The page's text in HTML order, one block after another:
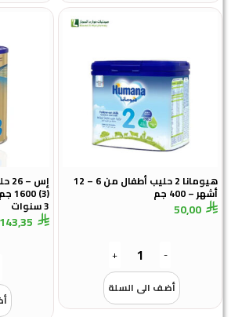
هيومانا 2 حليب أطفال من 6 – 12
أضف الى السلة
إس – 26
143,35
أضف